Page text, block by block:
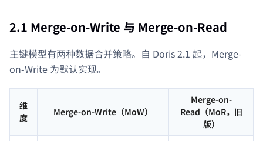
2.1 Merge-on-Write 与 Merge-on-Read
主键模型有两种数据合并策略。自 Doris 2.1 起，Merge-
on-Write 为默认实现。
维
度
Merge-on-Write（MoW）
Merge-on-
Read（MoR，旧
版）